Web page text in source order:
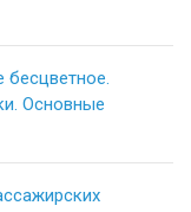
бесцветное.
Основные